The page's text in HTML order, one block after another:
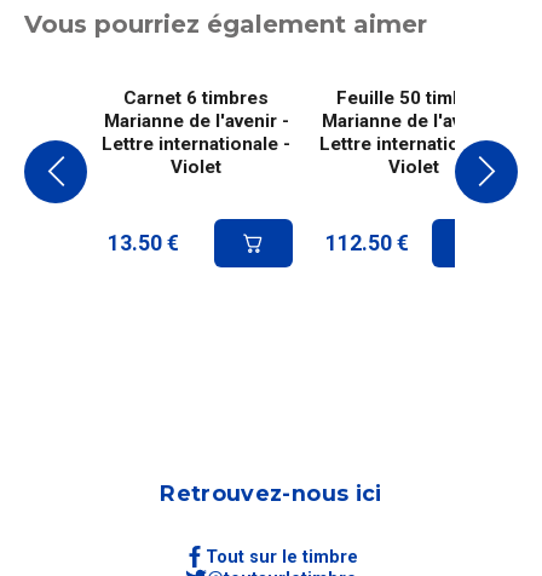
Vous pourriez également aimer
Carnet 6 timbres
Marianne de l'avenir -
Lettre internationale -
Violet
13.50 €
Feuille 50 timbres
Marianne de l'avenir -
Lettre internationale -
Violet
112.50 €
Retrouvez-nous ici
Tout sur le timbre